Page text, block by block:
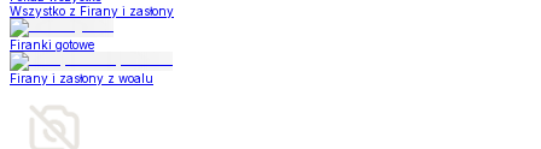
Wszystko z Firany i zasłony
Firanki gotowe
Firany i zasłony z woalu